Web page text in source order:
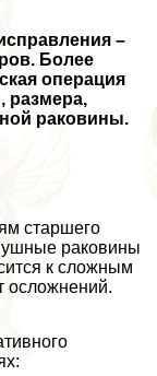
–
Более
операция
размера,
paковины.
старшего
ушные paковины
к сложным
осложнений.